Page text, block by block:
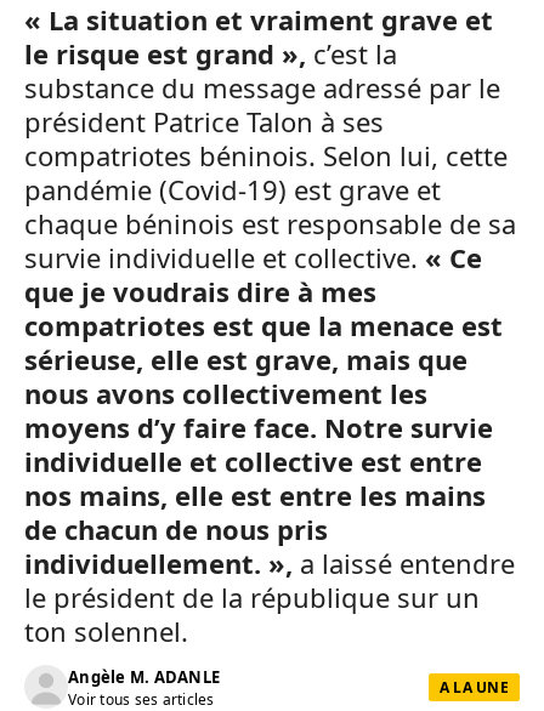
« La situation et vraiment grave et
le risque est grand », c’est la
substance du message adressé par le
président Patrice Talon à ses
compatriotes béninois. Selon lui, cette
pandémie (Covid-19) est grave et
chaque béninois est responsable de sa
survie individuelle et collective. « Ce
que je voudrais dire à mes
compatriotes est que la menace est
sérieuse, elle est grave, mais que
nous avons collectivement les
moyens d’y faire face. Notre survie
individuelle et collective est entre
nos mains, elle est entre les mains
de chacun de nous pris
individuellement. », a laissé entendre
le président de la république sur un
ton solennel.
Angèle M. ADANLE
Voir tous ses articles
A LA UNE